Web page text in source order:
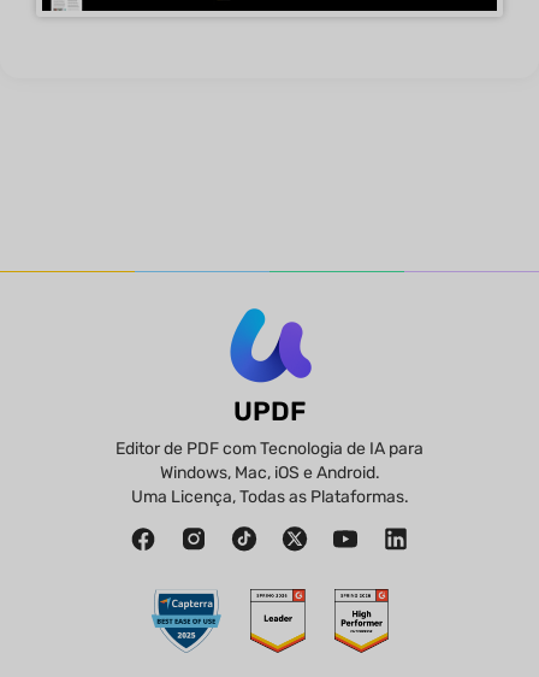
UPDF
Editor de PDF com Tecnologia de IA para
Windows, Mac, iOS e Android.
Uma Licença, Todas as Plataformas.